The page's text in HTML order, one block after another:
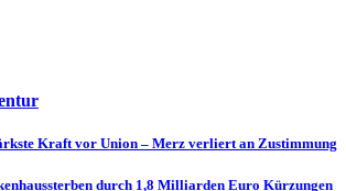
Kraft vor Union – Merz verliert an Zustimmung
durch 1,8 Milliarden Euro Kürzungen